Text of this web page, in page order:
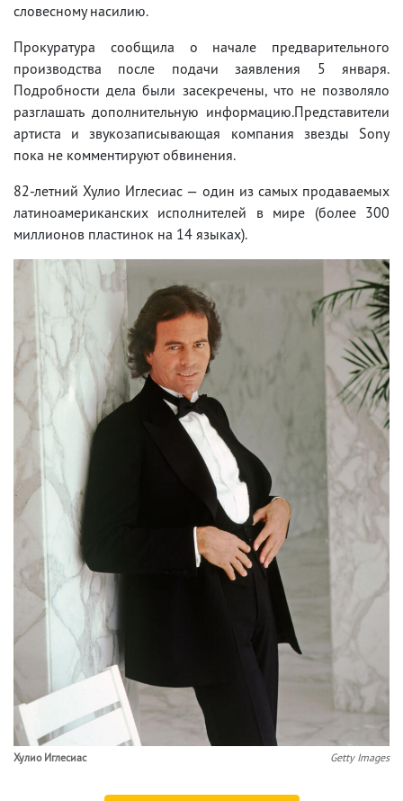
словесному насилию.
Прокуратура сообщила о начале предварительного
производства после подачи заявления 5 января.
Подробности дела были засекречены, что не позволяло
разглашать дополнительную информацию.Представители
артиста и звукозаписывающая компания звезды Sony
пока не комментируют обвинения.
82-летний Хулио Иглесиас — один из самых продаваемых
латиноамериканских исполнителей в мире (более 300
миллионов пластинок на 14 языках).
Хулио Иглесиас Getty Images